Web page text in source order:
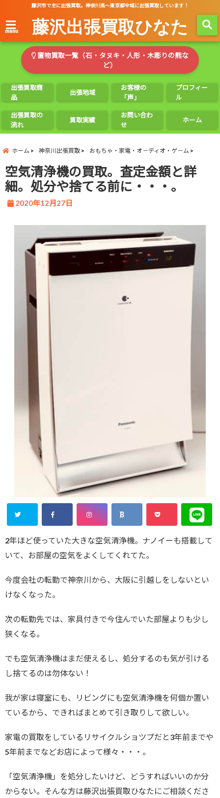
藤沢市で主に出張買取。神奈川県～東京都全域に出張買取しています！
menu 藤沢出張買取ひなた
置物買取一覧（石・タヌキ・人形・木彫りの熊な
ど）
出張買取商
品
出張地域
お客様の
「声」
プロフィー
ル
出張買取の
流れ
買取実績
お問い合わ
せ
ホーム
ホーム 神奈川出張買取 おもちゃ・家電・オ－ディオ・ゲ－ム
空気清浄機の買取。査定金額と詳
細。処分や捨てる前に・・・。
2020年12月27日
2年ほど使っていた大きな空気清浄機。ナノイーも搭載して
いて、お部屋の空気をよくしてくれてた。
今度会社の転勤で神奈川から、大阪に引越しをしないとい
けなくなった。
次の転勤先では、家具付きで今住んでいた部屋よりも少し
狭くなる。
でも空気清浄機はまだ使えるし、処分するのも気が引ける
し捨てるのは勿体ない！
我が家は寝室にも、リビングにも空気清浄機を何個か置い
ているから、できればまとめて引き取りして欲しい。
家電の買取をしているリサイクルショツプだと3年前までや
5年前までなどお店によって様々・・・。
「空気清浄機」を処分したいけど、どうすればいいのか分
からない。そんな方は藤沢出張買取ひなたにご相談くださ